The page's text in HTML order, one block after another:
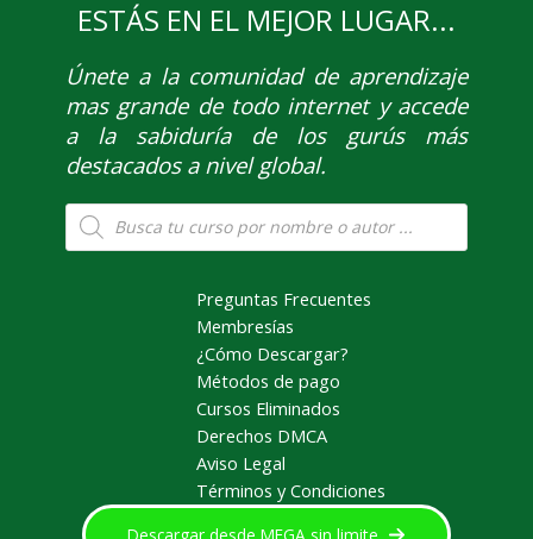
ESTÁS EN EL MEJOR LUGAR...
Únetea la comunidad de aprendizaje
mas grande de todo internet y accede
a la sabiduría de los gurús más
destacados a nivel global.
Búsqueda
de
productos
Preguntas Frecuentes
Membresías
¿Cómo Descargar?
Métodos de pago
Cursos Eliminados
Derechos DMCA
Aviso Legal
Términos y Condiciones